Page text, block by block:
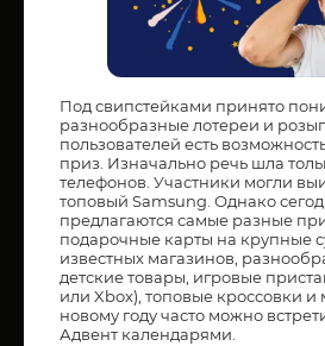
Под свипстейками принято
разнообразные лотереи и
пользователей есть
приз. Изначально речь шла
телефонов. Участники могли
топовый Samsung. Однако
предлагаются самые разные
подарочные карты на крупные
известных магазинов,
детские товары, игровые
или Xbox), топовые кроссовки и
новому году часто можно
Адвент календарями.